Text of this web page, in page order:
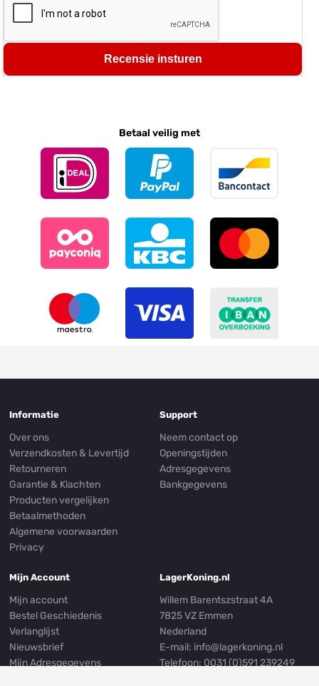
Recensie insturen
Betaal veilig met
Informatie
Over ons
Verzendkosten & Levertijd
Retourneren
Garantie & Klachten
Producten vergelijken
Betaalmethoden
Algemene voorwaarden
Privacy
Support
Neem contact op
Openingstijden
Adresgegevens
Bankgegevens
Mijn Account
Mijn account
Bestel Geschiedenis
Verlanglijst
Nieuwsbrief
Mijn Adresgegevens
LagerKoning.nl
Willem Barentszstraat 4A
7825 VZ Emmen
Nederland
E-mail: info@lagerkoning.nl
Telefoon: 0031 (0)591 239249